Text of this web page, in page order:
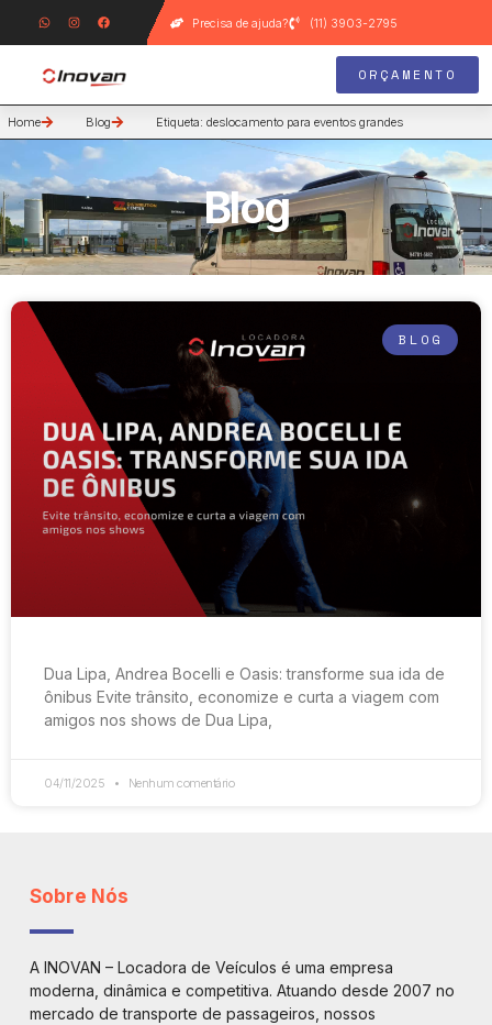
Precisa de ajuda? (11) 3903-2795
ORÇAMENTO
Home Blog Etiqueta: deslocamento para eventos grandes
Blog
BLOG
Dua Lipa, Andrea Bocelli e Oasis: transforme sua ida de
ônibus Evite trânsito, economize e curta a viagem com
amigos nos shows de Dua Lipa,
04/11/2025 Nenhum comentário
Sobre Nós
A INOVAN – Locadora de Veículos é uma empresa
moderna, dinâmica e competitiva. Atuando desde 2007 no
mercado de transporte de passageiros, nossos